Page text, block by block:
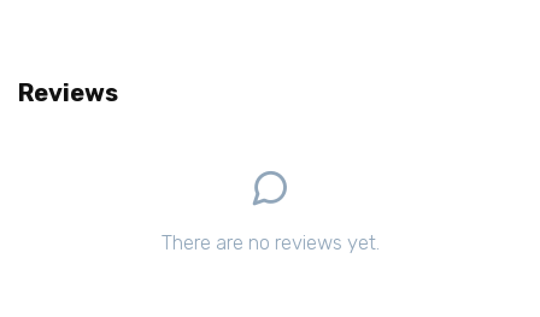
Reviews
There are no reviews yet.